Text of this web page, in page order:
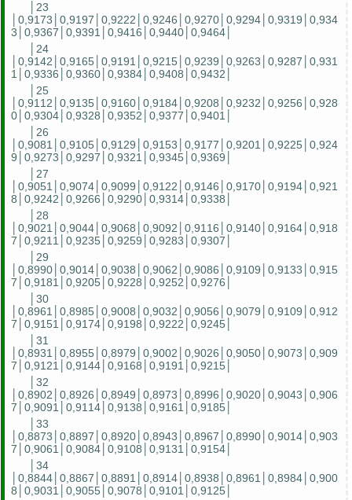
│23
│0,9173│0,9197│0,9222│0,9246│0,9270│0,9294│0,9319│0,934
3│0,9367│0,9391│0,9416│0,9440│0,9464│
│24
│0,9142│0,9165│0,9191│0,9215│0,9239│0,9263│0,9287│0,931
1│0,9336│0,9360│0,9384│0,9408│0,9432│
│25
│0,9112│0,9135│0,9160│0,9184│0,9208│0,9232│0,9256│0,928
0│0,9304│0,9328│0,9352│0,9377│0,9401│
│26
│0,9081│0,9105│0,9129│0,9153│0,9177│0,9201│0,9225│0,924
9│0,9273│0,9297│0,9321│0,9345│0,9369│
│27
│0,9051│0,9074│0,9099│0,9122│0,9146│0,9170│0,9194│0,921
8│0,9242│0,9266│0,9290│0,9314│0,9338│
│28
│0,9021│0,9044│0,9068│0,9092│0,9116│0,9140│0,9164│0,918
7│0,9211│0,9235│0,9259│0,9283│0,9307│
│29
│0,8990│0,9014│0,9038│0,9062│0,9086│0,9109│0,9133│0,915
7│0,9181│0,9205│0,9228│0,9252│0,9276│
│30
│0,8961│0,8985│0,9008│0,9032│0,9056│0,9079│0,9109│0,912
7│0,9151│0,9174│0,9198│0,9222│0,9245│
│31
│0,8931│0,8955│0,8979│0,9002│0,9026│0,9050│0,9073│0,909
7│0,9121│0,9144│0,9168│0,9191│0,9215│
│32
│0,8902│0,8926│0,8949│0,8973│0,8996│0,9020│0,9043│0,906
7│0,9091│0,9114│0,9138│0,9161│0,9185│
│33
│0,8873│0,8897│0,8920│0,8943│0,8967│0,8990│0,9014│0,903
7│0,9061│0,9084│0,9108│0,9131│0,9154│
│34
│0,8844│0,8867│0,8891│0,8914│0,8938│0,8961│0,8984│0,900
8│0,9031│0,9055│0,9078│0,9101│0,9125│